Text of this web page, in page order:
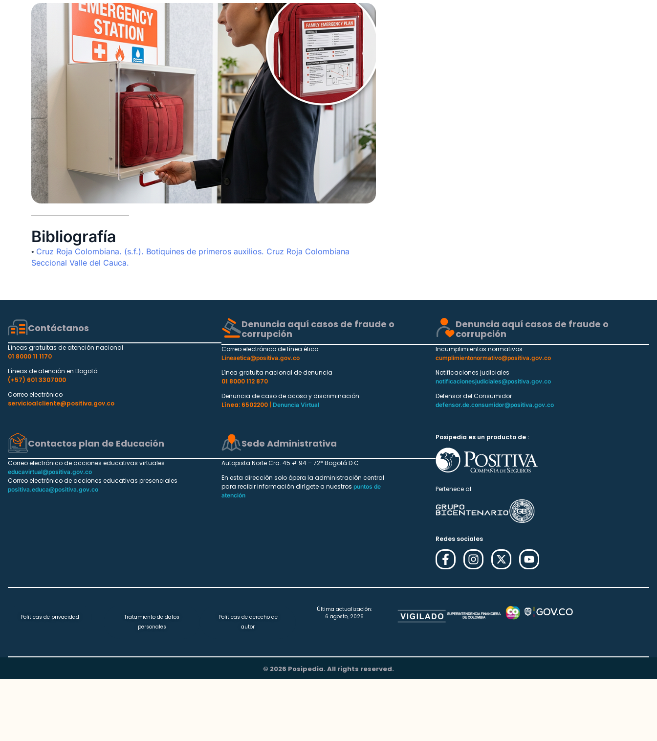
Bibliografía
• Cruz Roja Colombiana. (s.f.). Botiquines de primeros auxilios. Cruz Roja Colombiana
Seccional Valle del Cauca.
Contáctanos
Líneas gratuitas de atención nacional
01 8000 11 1170
Líneas de atención en Bogotá
(+57) 601 3307000
Correo electrónico
servicioalcliente@positiva.gov.co
Denuncia aquí casos de fraude o
corrupción
Correo electrónico de línea ética
Lineaetica@positiva.gov.co
Línea gratuita nacional de denuncia
01 8000 112 870
Denuncia de caso de acoso y discriminación
Línea: 6502200 |
Denuncia Virtual
Denuncia aquí casos de fraude o
corrupción
Incumplimientos normativos
cumplimientonormativo@positiva.gov.co
Notificaciones judiciales
notificacionesjudiciales@positiva.gov.co
Defensor del Consumidor
defensor.de.consumidor@positiva.gov.co
Contactos plan de Educación
Correo electrónico de acciones educativas virtuales
educavirtual@positiva.gov.co
Correo electrónico de acciones educativas presenciales
positiva.educa@positiva.gov.co
Sede Administrativa
Autopista Norte Cra. 45 # 94 – 72* Bogotá D.C
En esta dirección solo ópera la administración central
para recibir información dirígete a nuestros puntos de
atención
Posipedia es un producto de :
Pertenece al:
Redes sociales
Políticas de privacidad
Tratamiento de datos
personales
Políticas de derecho de
autor
Última actualización:
6 agosto, 2026
© 2026 Posipedia. All rights reserved.